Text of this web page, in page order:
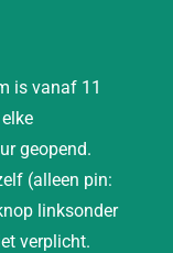
is vanaf 11
geopend.
(alleen pin:
linksonder
verplicht.